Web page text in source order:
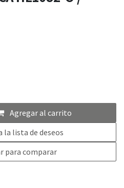
Agregar al carrito
para comparar
la lista de deseos